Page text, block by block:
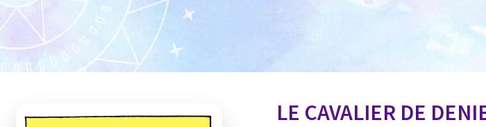
LE CAVALIER DE